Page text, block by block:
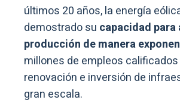
últimos 20 años, la energía
demostrado su capacidad para
producción de manera
millones de empleos
renovación e inversión de
gran escala.